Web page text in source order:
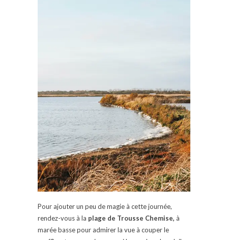
Pour ajouter un peu de magie à cette journée,
rendez-vous à la plage de Trousse Chemise, à
marée basse pour admirer la vue à couper le